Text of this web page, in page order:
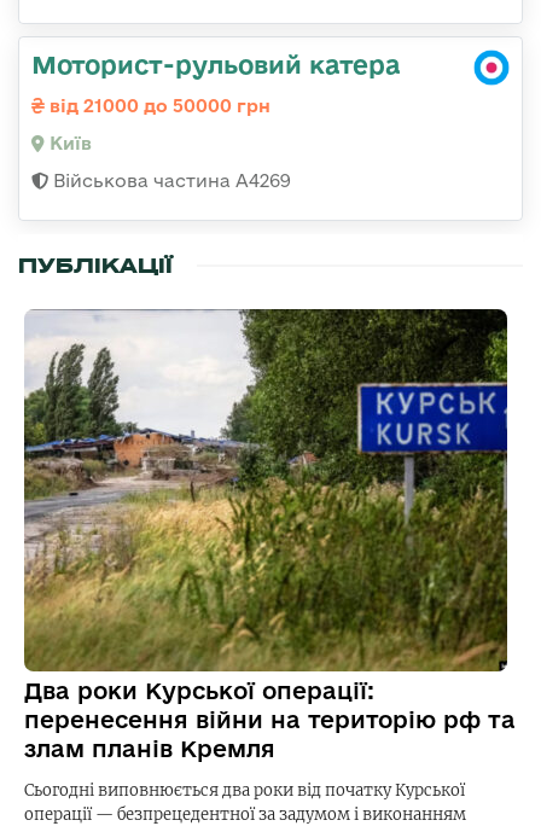
Моторист-рульовий катера
від 21000 до 50000 грн
Київ
Військова частина А4269
ПУБЛІКАЦІЇ
Два роки Курської операції:
перенесення війни на територію рф та
злам планів Кремля
Сьогодні виповнюється два роки від початку Курської
операції — безпрецедентної за задумом і виконанням